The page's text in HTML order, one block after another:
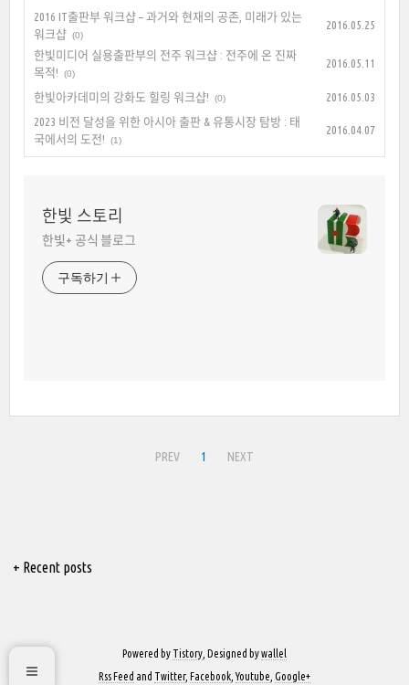
2016 IT출판부 워크샵 – 과거와 현재의 공존, 미래가 있는
워크샵 (0)
2016.05.25
한빛미디어 실용출판부의 전주 워크샵 : 전주에 온 진짜
목적!
(0)
2016.05.11
한빛아카데미의 강화도 힐링 워크샵! (0)
2016.05.03
2023 비전 달성을 위한 아시아 출판 & 유통시장 탐방 : 태
국에서의 도전!
(1)
2016.04.07
한빛 스토리
한빛+ 공식 블로그
구독하기
PREV 1 NEXT
+ Recent posts
Powered by Tistory , Designed bywallel
Rss Feed and Twitter, Facebook ,Youtube Google+